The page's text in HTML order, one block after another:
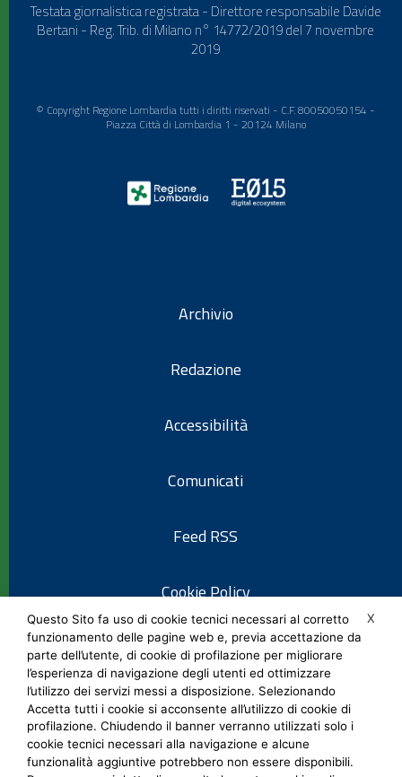
Testata giornalistica registrata - Direttore responsabile Davide
Bertani - Reg. Trib. di Milano n° 14772/2019 del 7 novembre
2019
© Copyright Regione Lombardia tutti i diritti riservati - C.F. 80050050154 -
Piazza Città di Lombardia 1 - 20124 Milano
Archivio
Redazione
Accessibilità
Comunicati
Feed RSS
Cookie Policy
Informativa privacy
Note legali
Social Media Policy
X
Questo Sito fa uso di cookie tecnici necessari al corretto
funzionamento delle pagine web e, previa accettazione da
parte dell’utente, di cookie di profilazione per migliorare
l’esperienza di navigazione degli utenti ed ottimizzare
l’utilizzo dei servizi messi a disposizione. Selezionando
Accetta tutti i cookie si acconsente all’utilizzo di cookie di
profilazione. Chiudendo il banner verranno utilizzati solo i
cookie tecnici necessari alla navigazione e alcune
funzionalità aggiuntive potrebbero non essere disponibili.